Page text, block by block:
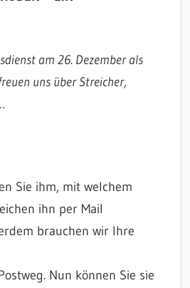
am 26. Dezember als
uns über Streicher,
Sie ihm, mit welchem
ihn per Mail
brauchen wir Ihre
Nun können Sie sie